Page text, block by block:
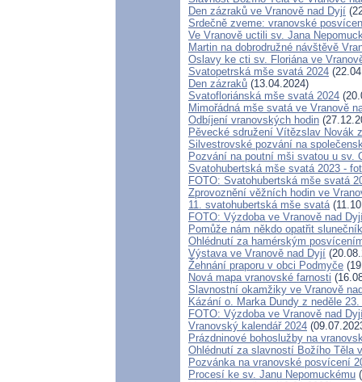
Den zázraků ve Vranově nad Dyjí
Srdečně zveme: vranovské
Ve Vranově uctili sv. Jana
Martin na dobrodružné návštěvě
Oslavy ke cti sv. Floriána ve
Svatopetrská mše svatá 2024
Den zázraků (13.04.2024)
Svatofloriánská mše svatá 2024
Mimořádná mše svatá ve Vranově
Odbíjení vranovských hodin
Pěvecké sdružení Vítězslav Novák
Silvestrovské pozvání na
Pozvání na poutní mši svatou u sv.
Svatohubertská mše svatá 2023 -
FOTO: Svatohubertská mše svatá
Zprovoznění věžních hodin ve
11. svatohubertská mše svatá
FOTO: Výzdoba ve Vranově nad
Pomůže nám někdo opatřit
Ohlédnutí za hamérským
Výstava ve Vranově nad Dyjí
Žehnání praporu v obci Podmyče
Nová mapa vranovské farnosti
Slavnostní okamžiky ve Vranově
Kázání o. Marka Dundy z neděle
FOTO: Výzdoba ve Vranově nad
Vranovský kalendář 2024
Prázdninové bohoslužby na
Ohlédnutí za slavností Božího Těla
Pozvánka na vranovské posvícení
Procesí ke sv. Janu Nepomuckému